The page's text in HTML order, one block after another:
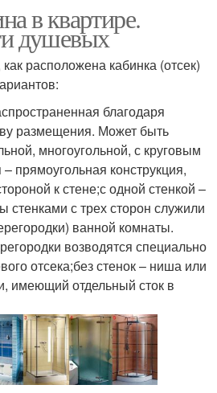
в квартире.
душевых
расположена кабинка (отсек)
благодаря
размещения. Может быть
многоугольной, с круговым
прямоугольная конструкция,
к стене;с одной стенкой –
стенками с трех сторон служили
ванной комнаты.
возводятся специально
отсека;без стенок – ниша или
имеющий отдельный сток в